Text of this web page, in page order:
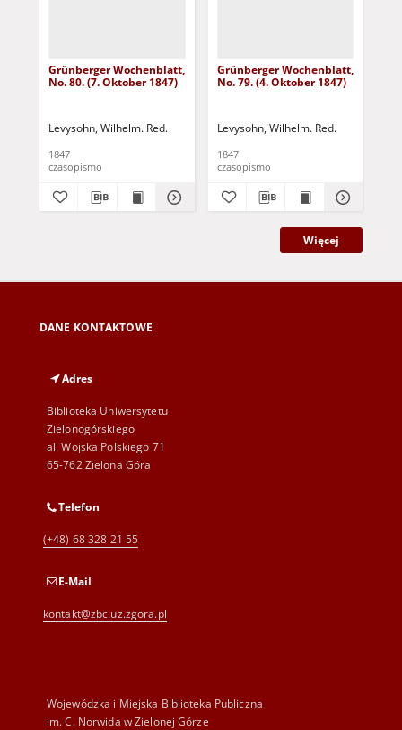
Grünberger Wochenblatt,
No. 80. (7. Oktober 1847)
Levysohn, Wilhelm. Red.
1847
czasopismo
Grünberger Wochenblatt,
No. 79. (4. Oktober 1847)
Levysohn, Wilhelm. Red.
1847
czasopismo
Więcej
DANE KONTAKTOWE
Adres
Biblioteka Uniwersytetu
Zielonogórskiego
al. Wojska Polskiego 71
65-762 Zielona Góra
Telefon
(+48) 68 328 21 55
E-Mail
kontakt@zbc.uz.zgora.pl
Wojewódzka i Miejska Biblioteka Publiczna
im. C. Norwida w Zielonej Górze